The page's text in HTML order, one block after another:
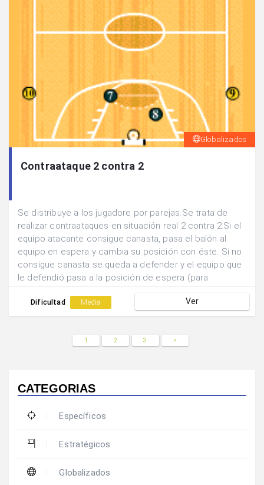
Globalizados
Contraataque 2 contra 2
Se distribuye a los jugadore por parejas.Se trata de
realizar contraataques en situación real 2 contra 2.Si el
equipo atacante consigue canasta, pasa el balón al
equipo en espera y cambia su posición con éste. Si no
consigue canasta se queda a defender y el equipo que
le defendió pasa a la posición de espera (para
equipo.
Dificultad Media Ver
1 2 3 >
CATEGORIAS
Específicos
Estratégicos
Globalizados